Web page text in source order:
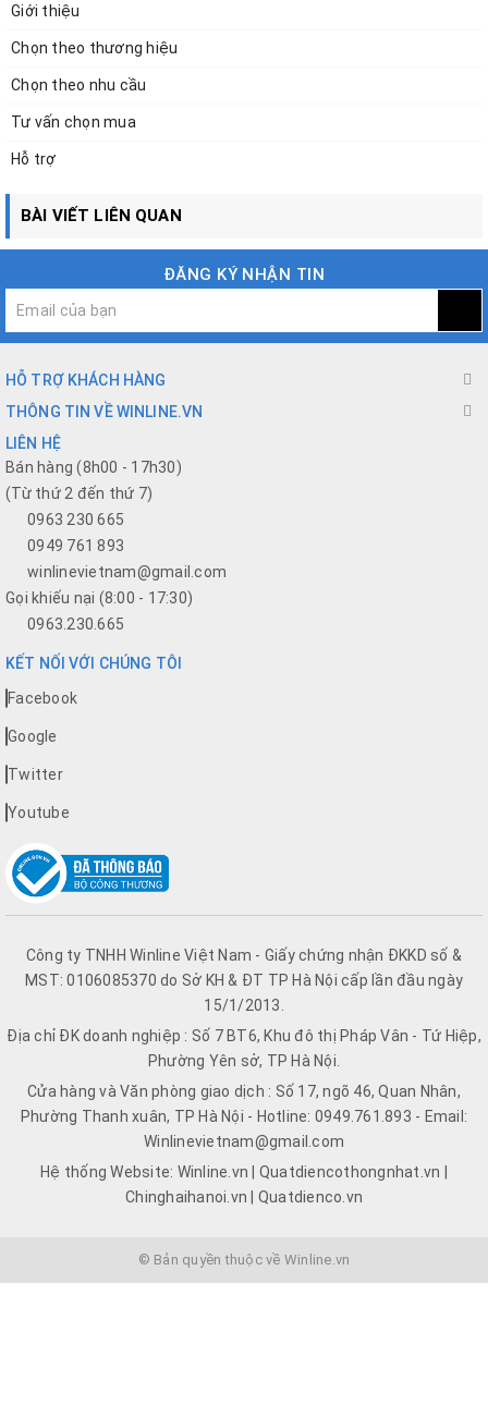
Giới thiệu
Chọn theo thương hiệu
Chọn theo nhu cầu
Tư vấn chọn mua
Hỗ trợ
BÀI VIẾT LIÊN QUAN
ĐĂNG KÝ NHẬN TIN
HỖ TRỢ KHÁCH HÀNG
THÔNG TIN VỀ WINLINE.VN
LIÊN HỆ
Bán hàng (8h00 - 17h30)
(Từ thứ 2 đến thứ 7)
0963 230 665
0949 761 893
winlinevietnam@gmail.com
Gọi khiếu nại (8:00 - 17:30)
0963.230.665
KẾT NỐI VỚI CHÚNG TÔI
Facebook
Google
Twitter
Youtube
Công ty TNHH Winline Việt Nam - Giấy chứng nhận ĐKKD số &
MST: 0106085370 do Sở KH & ĐT TP Hà Nội cấp lần đầu ngày
15/1/2013.
Địa chỉ ĐK doanh nghiệp : Số 7 BT6, Khu đô thị Pháp Vân - Tứ Hiệp,
Phường Yên sở, TP Hà Nội.
Cửa hàng và Văn phòng giao dịch : Số 17, ngõ 46, Quan Nhân,
Phường Thanh xuân, TP Hà Nội - Hotline: 0949.761.893 - Email:
Winlinevietnam@gmail.com
Hệ thống Website: Winline.vn | Quatdiencothongnhat.vn |
Chinghaihanoi.vn | Quatdienco.vn
© Bản quyền thuộc về Winline.vn